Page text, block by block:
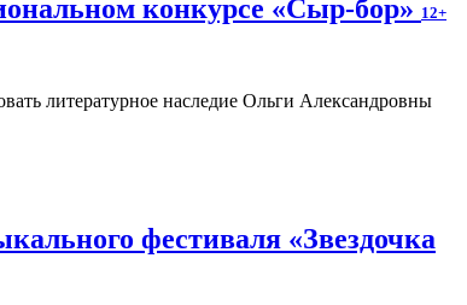
конкурсе «Сыр-бор» 12+
литературное наследие Ольги Александровны
фестиваля «Звездочка